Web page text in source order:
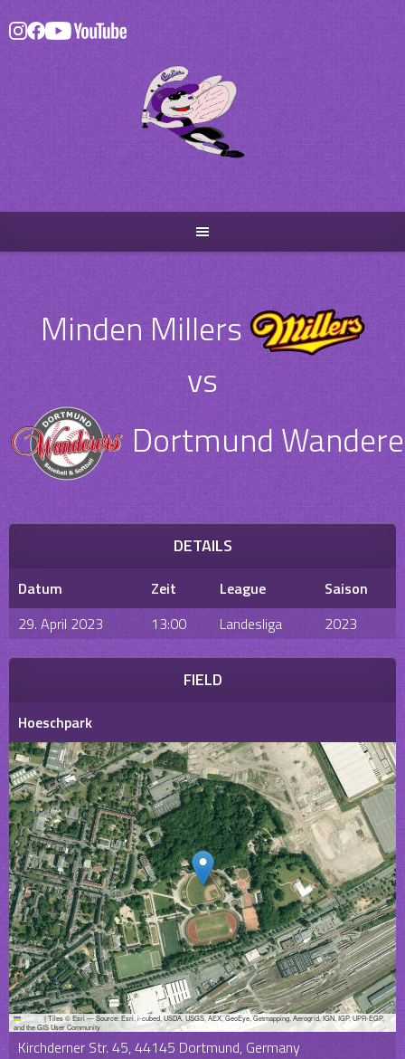
Skip
to
content
Minden Millers
vs
Dortmund
DETAILS
Datum Zeit League
Saison
29. April 2023
13:00 Landesliga 2023
FIELD
Hoeschpark
Leaflet |Tiles © Esri — Source: Esri, i-cubed, USDA, USGS, AEX, GeoEye, Getmapping, Aerogrid, IGN, IGP, UPR-EGP,
and the GIS User Community
Kirchderner Str. 45, 44145 Dortmund, Germany